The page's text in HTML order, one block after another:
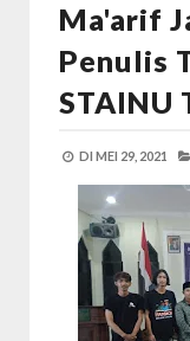
Ma'arif
Penulis
STAINU
DI MEI 29, 2021